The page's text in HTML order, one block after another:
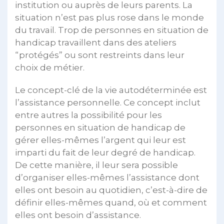
institution ou auprès de leurs parents. La
situation n’est pas plus rose dans le monde
du travail. Trop de personnes en situation de
handicap travaillent dans des ateliers
“protégés” ou sont restreints dans leur
choix de métier.
Le concept-clé de la vie autodéterminée est
l’assistance personnelle. Ce concept inclut
entre autres la possibilité pour les
personnes en situation de handicap de
gérer elles-mêmes l’argent qui leur est
imparti du fait de leur degré de handicap.
De cette manière, il leur sera possible
d’organiser elles-mêmes l’assistance dont
elles ont besoin au quotidien, c’est-à-dire de
définir elles-mêmes quand, où et comment
elles ont besoin d’assistance.